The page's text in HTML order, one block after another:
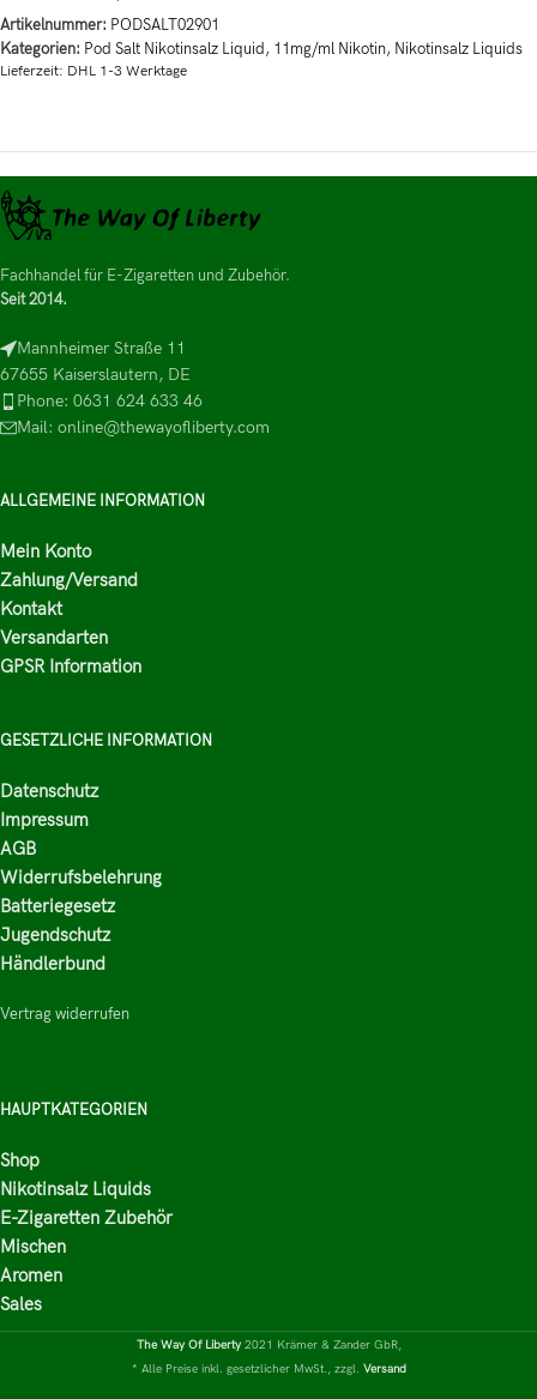
Artikelnummer: PODSALT02901
Kategorien: Pod Salt Nikotinsalz Liquid, 11mg/ml Nikotin, Nikotinsalz Liquids
Lieferzeit: DHL 1-3 Werktage
Fachhandel für E-Zigaretten und Zubehör.
Seit 2014.
Mannheimer Straße 11
67655 Kaiserslautern, DE
Phone: 0631 624 633 46
Mail: online@thewayofliberty.com
ALLGEMEINE INFORMATION
Mein Konto
Zahlung/Versand
Kontakt
Versandarten
GPSR Information
GESETZLICHE INFORMATION
Datenschutz
Impressum
AGB
Widerrufsbelehrung
Batteriegesetz
Jugendschutz
Händlerbund
Vertrag widerrufen
HAUPTKATEGORIEN
Shop
Nikotinsalz Liquids
E-Zigaretten Zubehör
Mischen
Aromen
Sales
The Way Of Liberty 2021 Krämer & Zander GbR,
* Alle Preise inkl. gesetzlicher MwSt., zzgl. Versand